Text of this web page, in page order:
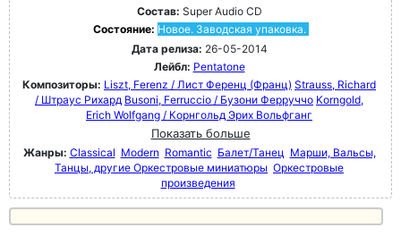
Состав: Super Audio CD
Состояние: Новое. Заводская упаковка.
Дата релиза: 26-05-2014
Лейбл: Pentatone
Композиторы: Liszt, Ferenz / Лист Ференц (Франц) Strauss, Richard
/ Штраус Рихард Busoni, Ferruccio / Бузони Ферруччо Korngold,
Erich Wolfgang / Корнгольд Эрих Вольфганг
Показать больше
Жанры: Classical Modern Romantic Балет/Танец Марши, Вальсы,
Танцы, другие Оркестровые миниатюры Оркестровые
произведения